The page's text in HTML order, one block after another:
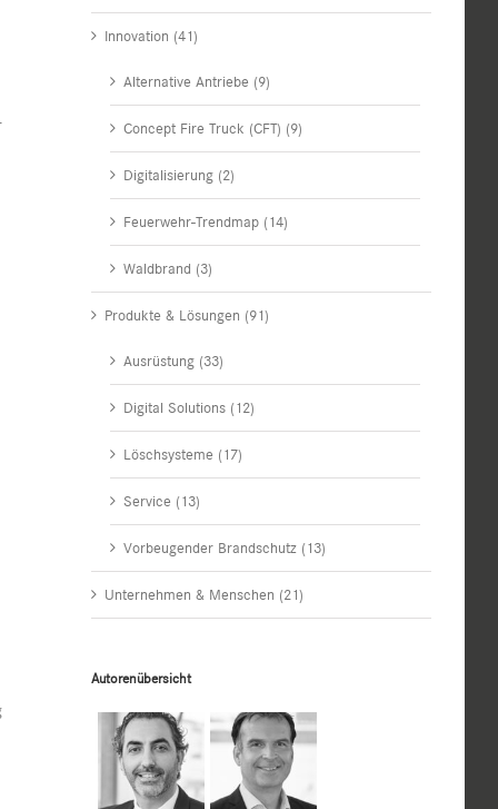
Innovation (41)
Alternative Antriebe (9)
Concept Fire Truck (CFT) (9)
Digitalisierung (2)
Feuerwehr-Trendmap (14)
Waldbrand (3)
Produkte & Lösungen (91)
Ausrüstung (33)
Digital Solutions (12)
Löschsysteme (17)
Service (13)
Vorbeugender Brandschutz (13)
Unternehmen & Menschen (21)
Autorenübersicht